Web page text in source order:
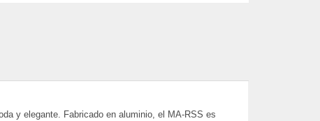
y elegante. Fabricado en aluminio, el MA-RSS es